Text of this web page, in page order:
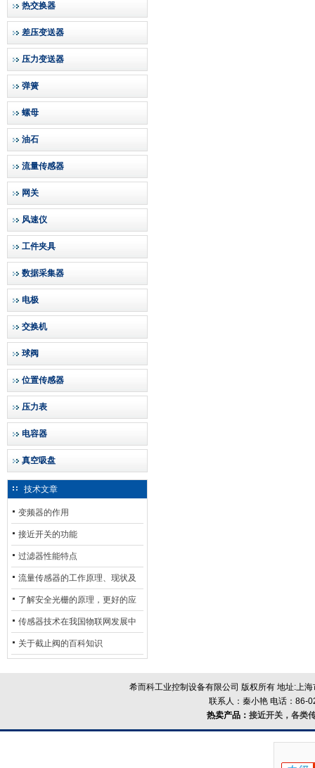
热交换器
差压变送器
压力变送器
弹簧
螺母
油石
流量传感器
网关
风速仪
工件夹具
数据采集器
电极
交换机
球阀
位置传感器
压力表
电容器
真空吸盘
技术文章
变频器的作用
接近开关的功能
过滤器性能特点
流量传感器的工作原理、现状及
其发展前景
了解安全光栅的原理，更好的应
用安全光栅
传感器技术在我国物联网发展中
的地位*
关于截止阀的百科知识
希而科工业控制设备有限公司 版权所有 地址:上
联系人：秦小艳 电话：86-
热卖产品： 接近开关，各类